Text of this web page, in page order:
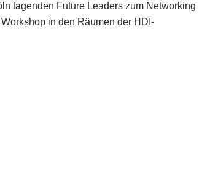
tagenden Future Leaders zum Networking
in den Räumen der HDI-